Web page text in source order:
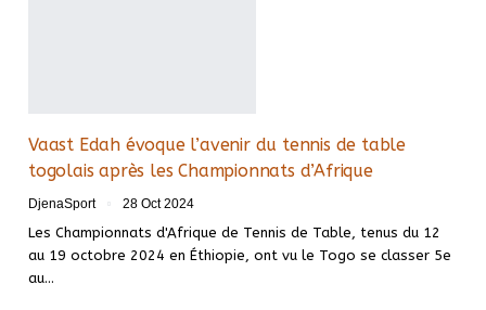
Vaast Edah évoque l’avenir du tennis de table
togolais après les Championnats d’Afrique
DjenaSport 28 Oct 2024
Les Championnats d'Afrique de Tennis de Table, tenus du 12
au 19 octobre 2024 en Éthiopie, ont vu le Togo se classer 5e
au…